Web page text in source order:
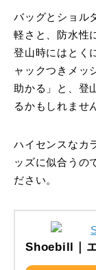
バッグとショル
軽さと、防水性
登山時にはとく
ャックつきメッ
助かる」と、登
るかもしれませ
ハイセンスなカ
ッズに似合うの
ださい。
Shoebill｜